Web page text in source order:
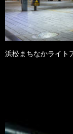
浜松まちなかライト